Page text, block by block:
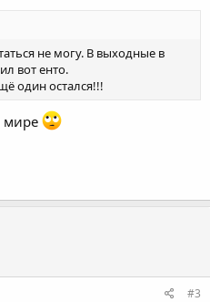
не могу. В выходные в
вот енто.
один остался!!!
мире
#3